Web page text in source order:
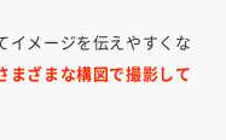
イメージを伝えやすくな
まざまな構図で撮影して